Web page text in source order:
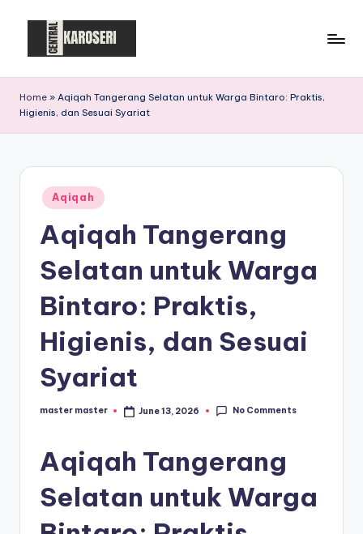
e
n
Home » Aqiqah Tangerang Selatan untuk Warga Bintaro: Praktis,
Higienis, dan Sesuai Syariat
Posted
in
Aqiqah
Aqiqah Tangerang
Selatan untuk Warga
Bintaro: Praktis,
Higienis, dan Sesuai
Syariat
Posted
master master June 13, 2026 No Comments
Aqiqah Tangerang
Selatan untuk Warga